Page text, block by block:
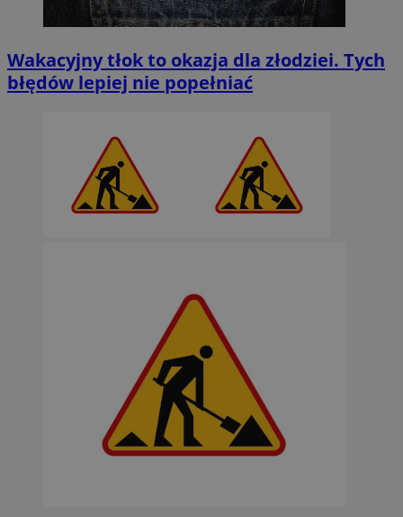
Wakacyjny tłok to okazja dla złodziei. Tych
błędów lepiej nie popełniać